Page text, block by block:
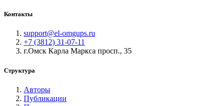
Контакты
support@el-omgups.ru
+7 (3812) 31-07-11
г.Омск Карла Маркса просп., 35
Структура
Авторы
Публикации